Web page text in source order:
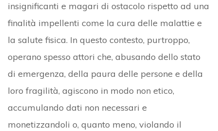
insignificanti e magari di ostacolo rispetto ad una
finalità impellenti come la cura delle malattie e
la salute fisica. In questo contesto, purtroppo,
operano spesso attori che, abusando dello stato
di emergenza, della paura delle persone e della
loro fragilità, agiscono in modo non etico,
accumulando dati non necessari e
monetizzandoli o, quanto meno, violando il